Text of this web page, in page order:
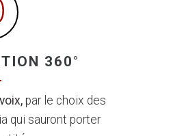
360°
par le choix des
qui sauront porter